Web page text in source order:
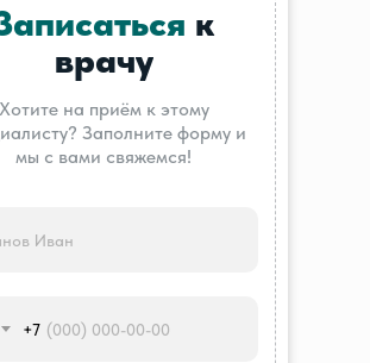
+7
к
врачу
Хотите на приём к этому
Заполните форму и
мы с вами свяжемся!